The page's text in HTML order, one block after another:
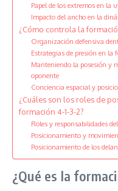
Papel de los extremos en la
Impacto del ancho en la
¿Cómo controla la
Organización defensiva
Estrategias de presión en la
Manteniendo la posesión y
oponente
Conciencia espacial y
¿Cuáles son los roles de
formación 4-1-3-2?
Roles y responsabilidades
Posicionamiento y
Posicionamiento de los
¿Qué es la